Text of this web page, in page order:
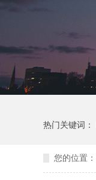
热门关键词：
您的位置：